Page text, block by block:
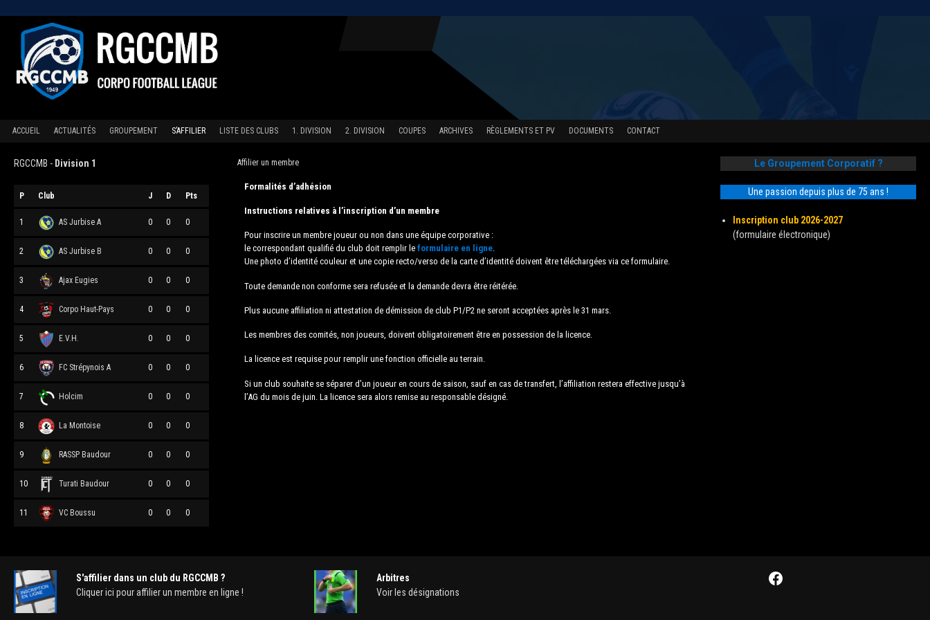
ACCUEIL ACTUALITÉS GROUPEMENT S’AFFILIER LISTE DES CLUBS 1. DIVISION 2. DIVISION COUPES ARCHIVES RÈGLEMENTS ET PV DOCUMENTS CONTACT
Affilier un membre
Formalités d’adhésion
Instructions relatives à l’inscription d’un membre
Pour inscrire un membre joueur ou non dans une équipe corporative :
le correspondant qualifié du club doit remplir le formulaire en ligne.
Une photo d’identité couleur et une copie recto/verso de la carte d’identité doivent être téléchargées via ce formulaire.
Toute demande non conforme sera refusée et la demande devra être réitérée.
Plus aucune affiliation ni attestation de démission de club P1/P2 ne seront acceptées après le 31 mars.
Les membres des comités, non joueurs, doivent obligatoirement être en possession de la licence.
La licence est requise pour remplir une fonction officielle au terrain.
Si un club souhaite se séparer d’un joueur en cours de saison, sauf en cas de transfert, l’affiliation restera effective jusqu’à
l’AG du mois de juin. La licence sera alors remise au responsable désigné.
RGCCMB - Division 1
P Club J D Pts
1 AS Jurbise A 0 0 0
2 AS Jurbise B 0 0 0
3 Ajax Eugies 0 0 0
4 Corpo Haut-Pays 0 0 0
5 E.V.H. 0 0 0
6 FC Strépynois A 0 0 0
7 Holcim 0 0 0
8 La Montoise 0 0 0
9 RASSP Baudour 0 0 0
10 Turati Baudour 0 0 0
11 VC Boussu 0 0 0
Le Groupement Corporatif ?
Une passion depuis plus de 75 ans !
Inscription club 2026-2027
(formulaire électronique)
S'affilier dans un club du RGCCMB ?
Cliquer ici pour affilier un membre en ligne !
Arbitres
Voir les désignations